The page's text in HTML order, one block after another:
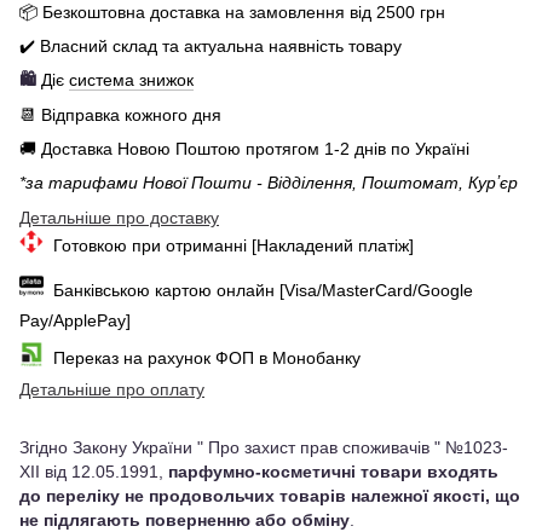
📦 Безкоштовна доставка на замовлення від 2500 грн
✔️ Власний склад та актуальна наявність товару
🛍️ Діє система знижок
📆 Відправка кожного дня
🚚 Доставка Новою Поштою протягом 1-2 днів по Україні
*за тарифами Нової Пошти - Відділення, Поштомат, Курʼєр
Детальніше про доставку
Готовкою при отриманні [Накладений платіж]
Банківською картою онлайн [Visa/MasterCard/Google
Pay/ApplePay]
Переказ на рахунок ФОП в Монобанку
Детальніше про оплату
Згідно Закону України " Про захист прав споживачів " №1023-
XII від 12.05.1991, парфумно-косметичні товари входять
до переліку не продовольчих товарів належної якості, що
не підлягають поверненню або обміну.